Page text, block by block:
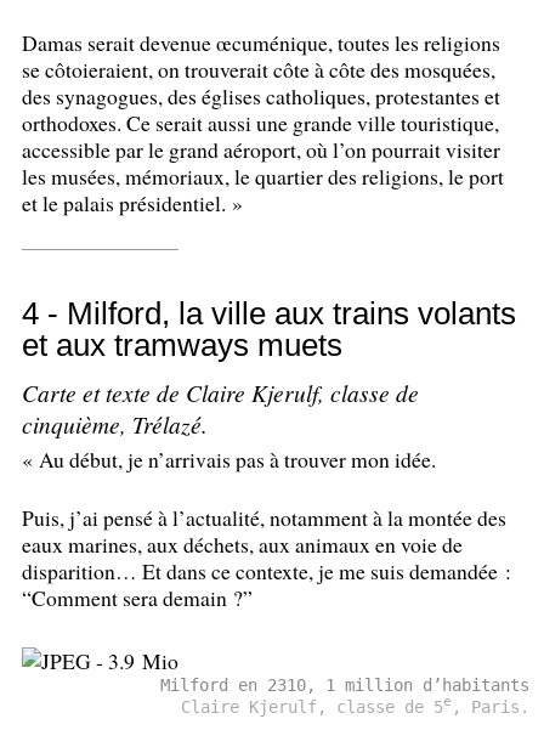
Damas serait devenue œcuménique, toutes les religions
se côtoieraient, on trouverait côte à côte des mosquées,
des synagogues, des églises catholiques, protestantes et
orthodoxes. Ce serait aussi une grande ville touristique,
accessible par le grand aéroport, où l’on pourrait visiter
les musées, mémoriaux, le quartier des religions, le port
et le palais présidentiel. »
4 - Milford, la ville aux trains volants
et aux tramways muets
Carte et texte de Claire Kjerulf, classe de
cinquième, Trélazé.
« Au début, je n’arrivais pas à trouver mon idée.
Puis, j’ai pensé à l’actualité, notamment à la montée des
eaux marines, aux déchets, aux animaux en voie de
disparition… Et dans ce contexte, je me suis demandée :
“Comment sera demain ?”
Milford en 2310, 1 million d’habitants
Claire Kjerulf, classe de 5e , Paris.